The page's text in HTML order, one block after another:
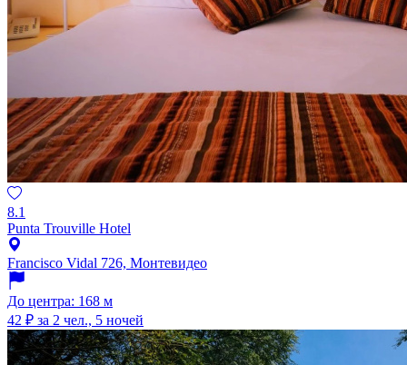
8.1
Punta Trouville Hotel
Francisco Vidal 726, Монтевидео
До центра: 168 м
42 ₽ за 2 чел., 5 ночей